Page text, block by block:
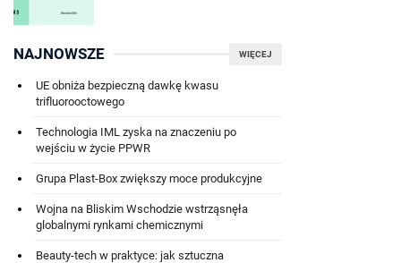
WIĘCEJ
NAJNOWSZE
UE obniża bezpieczną dawkę kwasu
trifluorooctowego
Technologia IML zyska na znaczeniu po
wejściu w życie PPWR
Grupa Plast-Box zwiększy moce produkcyjne
Wojna na Bliskim Wschodzie wstrząsnęła
globalnymi rynkami chemicznymi
Beauty-tech w praktyce: jak sztuczna